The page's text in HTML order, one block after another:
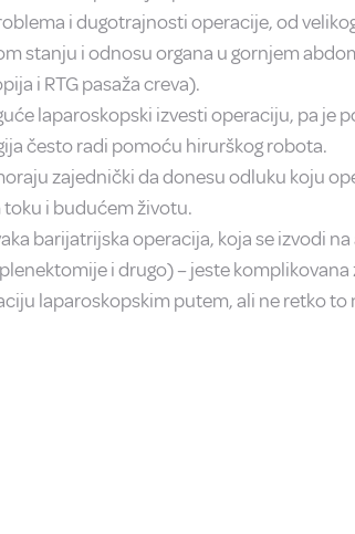
i dugotrajnosti operacije, od
stanju i odnosu organa u gornjem
i RTG pasaža creva).
laparoskopski izvesti operaciju, pa je
često radi pomoću hirurškog robota.
zajednički da donesu odluku koju
i budućem životu.
barijatrijska operacija, koja se izvodi
i drugo) – jeste
laparoskopskim putem, ali ne retko